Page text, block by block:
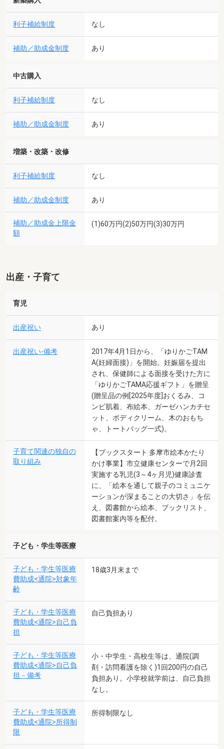
利子補給制度 なし
補助／助成金制度 あり
中古購入
利子補給制度 なし
補助／助成金制度 あり
増築・改築・改修
利子補給制度 なし
補助／助成金制度 あり
補助／助成金上限金
額
(1)60万円(2)50万円(3)30万円
出産・子育て
育児
出産祝い あり
出産祝い-備考
2017年4月1日から、「ゆりかごTAM
A(妊婦面接)」を開始。妊娠届を提出
され、保健師による面接を受けた方に
「ゆりかごTAMA応援ギフト」を贈呈
(贈呈品の例[2025年度]おくるみ、コ
ンビ肌着、布絵本、ガーゼハンカチセ
ット、ボディクリーム、木のおもち
ゃ、トートバッグ一式)。
子育て関連の独自の
取り組み
【ブックスタート 多摩市絵本かたり
かけ事業】市立健康センターで月2回
実施する乳児(3～4ヶ月児)健康診査
に、「絵本を通して親子のコミュニケ
ーションが深まることの大切さ」を伝
え、図書館から絵本、ブックリスト、
図書館案内等を配付。
子ども・学生等医療
子ども・学生等医療
費助成<通院>対象年
齢
18歳3月末まで
子ども・学生等医療
費助成<通院>自己負
担
自己負担あり
子ども・学生等医療
費助成<通院>自己負
担－備考
小・中学生・高校生等は、通院(調
剤・訪問看護を除く)1回200円の自己
負担あり。小学校就学前は、自己負担
なし。
子ども・学生等医療
費助成<通院>所得制
限
所得制限なし